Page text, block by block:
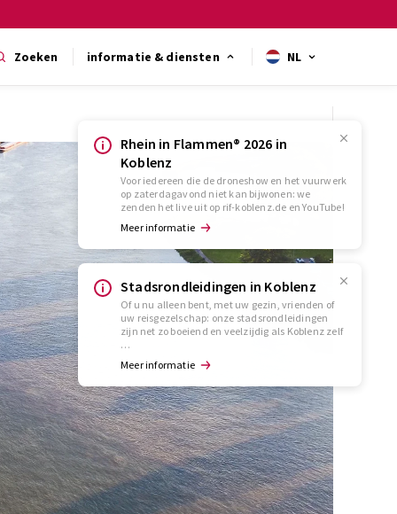
Zoeken informatie & diensten NL
Rhein in Flammen® 2026 in
Koblenz
Voor iedereen die de droneshow en het vuurwerk
op zaterdagavond niet kan bijwonen: we
zenden het live uit op rif-koblenz.de en YouTube!
Meer informatie
Stadsrondleidingen in Koblenz
Of u nu alleen bent, met uw gezin, vrienden of
uw reisgezelschap: onze stadsrondleidingen
zijn net zo boeiend en veelzijdig als Koblenz zelf
…
Meer informatie